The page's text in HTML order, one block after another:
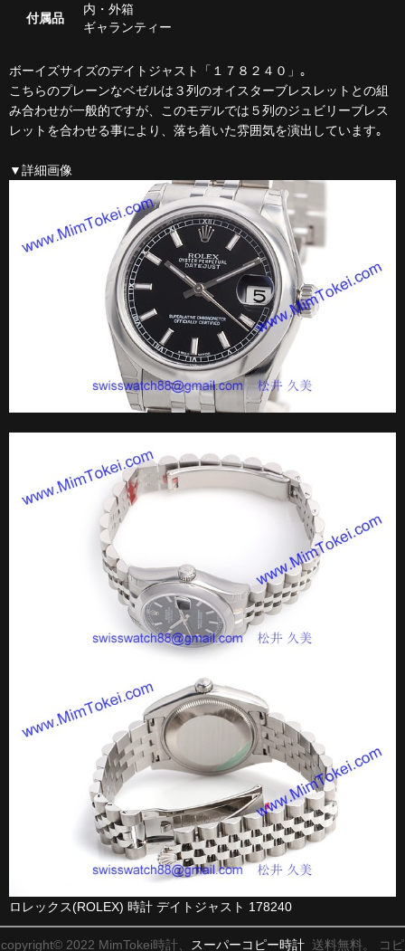
付属品
内・外箱
ギャランティー
ボーイズサイズのデイトジャスト「１７８２４０」｡
こちらのプレーンなベゼルは３列のオイスターブレスレットとの組
み合わせが一般的ですが、このモデルでは５列のジュビリーブレス
レットを合わせる事により、落ち着いた雰囲気を演出しています｡
▼詳細画像
ロレックス(ROLEX) 時計 デイトジャスト 178240
copyright© 2022 MimTokei時計、 スーパーコピー時計 送料無料。 コピ